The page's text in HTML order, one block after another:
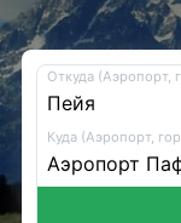
Откуда (Аэропорт,
Куда (Аэропорт,